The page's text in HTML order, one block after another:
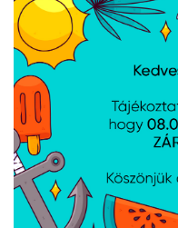
Lanberg Patch panel 24
port 1U 19" CAT.6 fekete